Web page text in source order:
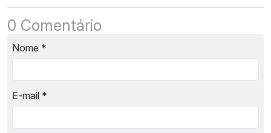
0 Comentário
Nome *
E-mail *